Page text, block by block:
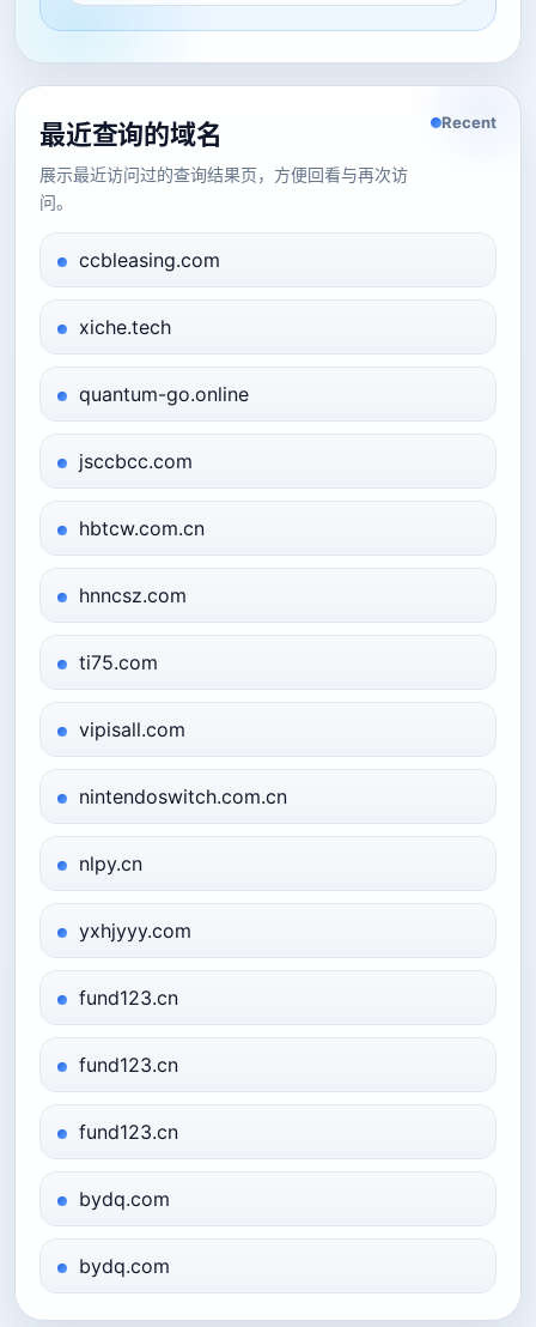
最近查询的域名
展示最近访问过的查询结果页，方便回看与再次访
问。
Recent
ccbleasing.com
xiche.tech
quantum-go.online
jsccbcc.com
hbtcw.com.cn
hnncsz.com
ti75.com
vipisall.com
nintendoswitch.com.cn
nlpy.cn
yxhjyyy.com
fund123.cn
fund123.cn
fund123.cn
bydq.com
bydq.com